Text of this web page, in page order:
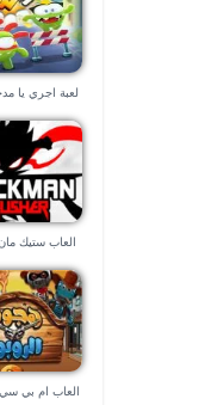
لعبة اجري يا
العاب ستيك